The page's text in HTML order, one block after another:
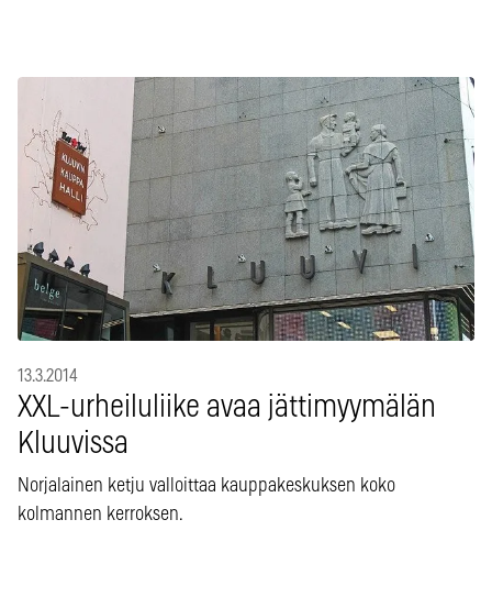
13.3.2014
XXL-urheiluliike avaa jättimyymälän
Kluuvissa
Norjalainen ketju valloittaa kauppakeskuksen koko
kolmannen kerroksen.